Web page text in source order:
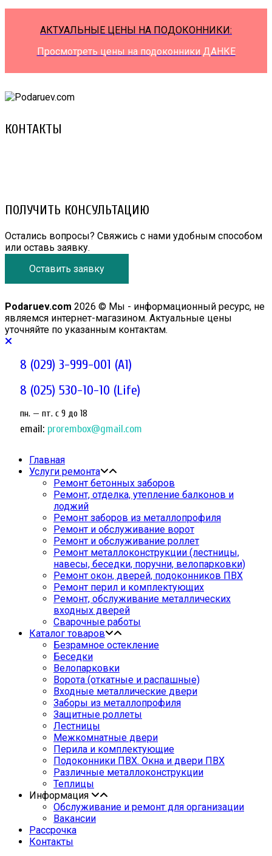
АКТУАЛЬНЫЕ ЦЕНЫ НА ПОДОКОННИКИ:
Просмотреть цены на подоконники ДАНКЕ
КОНТАКТЫ
ПОЛУЧИТЬ КОНСУЛЬТАЦИЮ
Остались вопросы? Свяжись с нами удобным способом
или оставь заявку.
Оставить заявку
Podaruev.com 2026 © Мы - информационный ресурс, не
являемся интернет-магазином. Актуальные цены
уточняйте по указанным контактам.
8 (029) 3-999-001 (A1)
8 (025) 530-10-10 (Life)
пн. — пт. c 9 до 18
email: prorembox@gmail.com
Главная
Услуги ремонта
Ремонт бетонных заборов
Ремонт, отделка, утепление балконов и
лоджий
Ремонт заборов из металлопрофиля
Ремонт и обслуживание ворот
Ремонт и обслуживание роллет
Ремонт металлоконструкции (лестницы,
навесы, беседки, поручни, велопарковки)
Ремонт окон, дверей, подоконников ПВХ
Ремонт перил и комплектующих
Ремонт, обслуживание металлических
входных дверей
Сварочные работы
Каталог товаров
Безрамное остекление
Беседки
Велопарковки
Ворота (откатные и распашные)
Входные металлические двери
Заборы из металлопрофиля
Защитные роллеты
Лестницы
Межкомнатные двери
Перила и комплектующие
Подоконники ПВХ. Окна и двери ПВХ
Различные металлоконструкции
Теплицы
Информация
Обслуживание и ремонт для организации
Вакансии
Рассрочка
Контакты